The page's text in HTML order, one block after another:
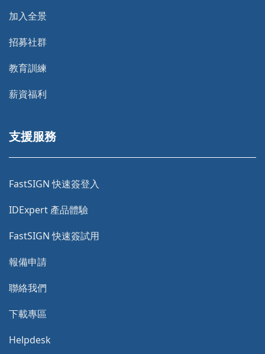
加入全景
招募社群
教育訓練
薪資福利
支援服務
FastSIGN 快速簽登入
IDExpert 產品體驗
FastSIGN 快速簽試用
報備申請
聯絡我們
下載專區
Helpdesk